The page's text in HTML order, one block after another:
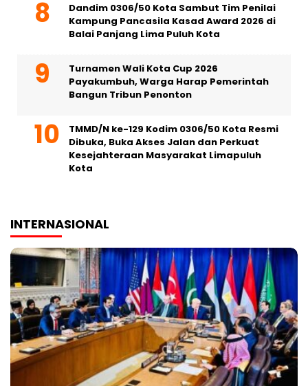
Dandim 0306/50 Kota Sambut Tim Penilai
Kampung Pancasila Kasad Award 2026 di
Balai Panjang Lima Puluh Kota
Turnamen Wali Kota Cup 2026
Payakumbuh, Warga Harap Pemerintah
Bangun Tribun Penonton
TMMD/N ke-129 Kodim 0306/50 Kota Resmi
Dibuka, Buka Akses Jalan dan Perkuat
Kesejahteraan Masyarakat Limapuluh
Kota
INTERNASIONAL